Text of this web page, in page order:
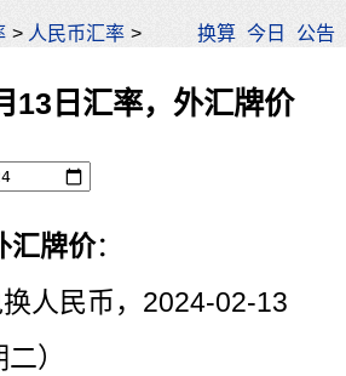
> 人民币汇率 > 换算 今日 公告
13日汇率，外汇牌价
汇牌价：
民币，2024-02-13
）